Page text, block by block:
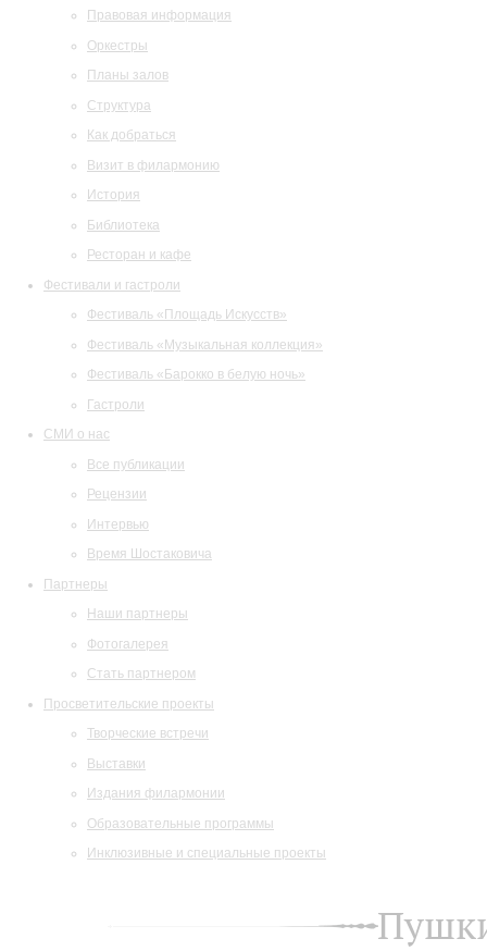
Правовая информация
Оркестры
Планы залов
Структура
Как добраться
Визит в филармонию
История
Библиотека
Ресторан и кафе
Фестивали и гастроли
Фестиваль «Площадь Искусств»
Фестиваль «Музыкальная коллекция»
Фестиваль «Барокко в белую ночь»
Гастроли
СМИ о нас
Все публикации
Рецензии
Интервью
Время Шостаковича
Партнеры
Наши партнеры
Фотогалерея
Стать партнером
Просветительские проекты
Творческие встречи
Выставки
Издания филармонии
Образовательные программы
Инклюзивные и специальные проекты